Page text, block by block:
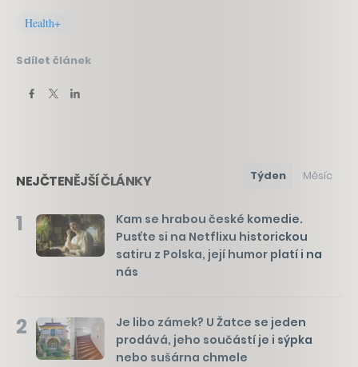
Health+
Sdílet článek
NEJČTENĚJŠÍ ČLÁNKY Týden Měsíc
1
Kam se hrabou české komedie.
Pusťte si na Netflixu historickou
satiru z Polska, její humor platí i na
nás
2
Je libo zámek? U Žatce se jeden
prodává, jeho součástí je i sýpka
nebo sušárna chmele